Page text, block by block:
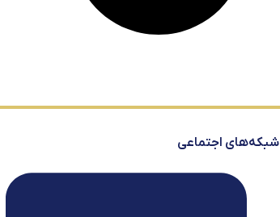
شبکه‌های اجتماعی